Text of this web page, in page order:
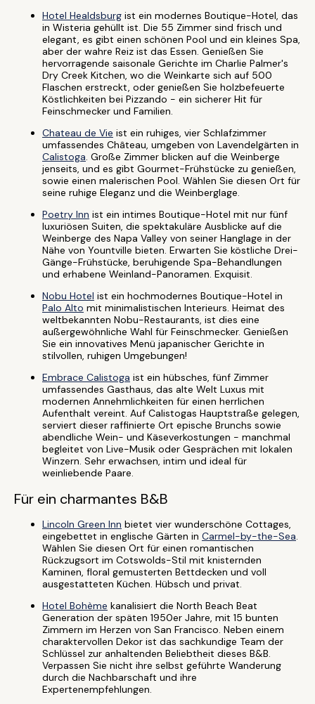
Hotel Healdsburg ist ein modernes Boutique-Hotel, das
in Wisteria gehüllt ist. Die 55 Zimmer sind frisch und
elegant, es gibt einen schönen Pool und ein kleines Spa,
aber der wahre Reiz ist das Essen. Genießen Sie
hervorragende saisonale Gerichte im Charlie Palmer's
Dry Creek Kitchen, wo die Weinkarte sich auf 500
Flaschen erstreckt, oder genießen Sie holzbefeuerte
Köstlichkeiten bei Pizzando - ein sicherer Hit für
Feinschmecker und Familien.
Chateau de Vie ist ein ruhiges, vier Schlafzimmer
umfassendes Château, umgeben von Lavendelgärten in
Calistoga. Große Zimmer blicken auf die Weinberge
jenseits, und es gibt Gourmet-Frühstücke zu genießen,
sowie einen malerischen Pool. Wählen Sie diesen Ort für
seine ruhige Eleganz und die Weinberglage.
Poetry Inn ist ein intimes Boutique-Hotel mit nur fünf
luxuriösen Suiten, die spektakuläre Ausblicke auf die
Weinberge des Napa Valley von seiner Hanglage in der
Nähe von Yountville bieten. Erwarten Sie köstliche Drei-
Gänge-Frühstücke, beruhigende Spa-Behandlungen
und erhabene Weinland-Panoramen. Exquisit.
Nobu Hotel ist ein hochmodernes Boutique-Hotel in
Palo Alto mit minimalistischen Interieurs. Heimat des
weltbekannten Nobu-Restaurants, ist dies eine
außergewöhnliche Wahl für Feinschmecker. Genießen
Sie ein innovatives Menü japanischer Gerichte in
stilvollen, ruhigen Umgebungen!
Embrace Calistoga ist ein hübsches, fünf Zimmer
umfassendes Gasthaus, das alte Welt Luxus mit
modernen Annehmlichkeiten für einen herrlichen
Aufenthalt vereint. Auf Calistogas Hauptstraße gelegen,
serviert dieser raffinierte Ort epische Brunchs sowie
abendliche Wein- und Käseverkostungen - manchmal
begleitet von Live-Musik oder Gesprächen mit lokalen
Winzern. Sehr erwachsen, intim und ideal für
weinliebende Paare.
Für ein charmantes B&B
Lincoln Green Inn bietet vier wunderschöne Cottages,
eingebettet in englische Gärten in Carmel-by-the-Sea.
Wählen Sie diesen Ort für einen romantischen
Rückzugsort im Cotswolds-Stil mit knisternden
Kaminen, floral gemusterten Bettdecken und voll
ausgestatteten Küchen. Hübsch und privat.
Hotel Bohème kanalisiert die North Beach Beat
Generation der späten 1950er Jahre, mit 15 bunten
Zimmern im Herzen von San Francisco. Neben einem
charaktervollen Dekor ist das sachkundige Team der
Schlüssel zur anhaltenden Beliebtheit dieses B&B.
Verpassen Sie nicht ihre selbst geführte Wanderung
durch die Nachbarschaft und ihre
Expertenempfehlungen.